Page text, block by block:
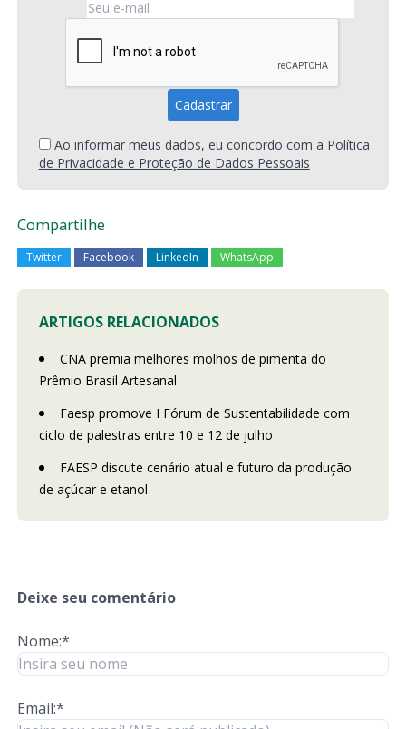
Ao informar meus dados, eu concordo com a Política
de Privacidade e Proteção de Dados Pessoais
Compartilhe
Twitter Facebook LinkedIn WhatsApp
ARTIGOS RELACIONADOS
CNA premia melhores molhos de pimenta do
Prêmio Brasil Artesanal
Faesp promove I Fórum de Sustentabilidade com
ciclo de palestras entre 10 e 12 de julho
FAESP discute cenário atual e futuro da produção
de açúcar e etanol
Deixe seu comentário
Nome:*
Email:*